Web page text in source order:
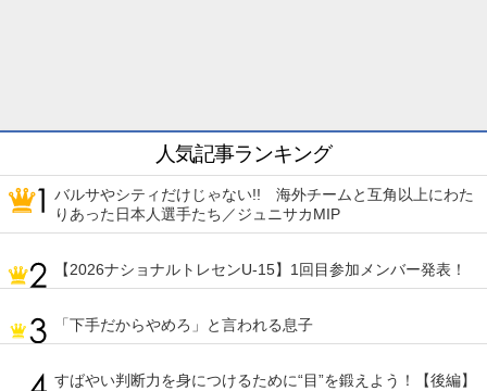
人気記事ランキング
バルサやシティだけじゃない!! 海外チームと互角以上にわた
りあった日本人選手たち／ジュニサカMIP
【2026ナショナルトレセンU-15】1回目参加メンバー発表！
「下手だからやめろ」と言われる息子
すばやい判断力を身につけるために“目”を鍛えよう！【後編】